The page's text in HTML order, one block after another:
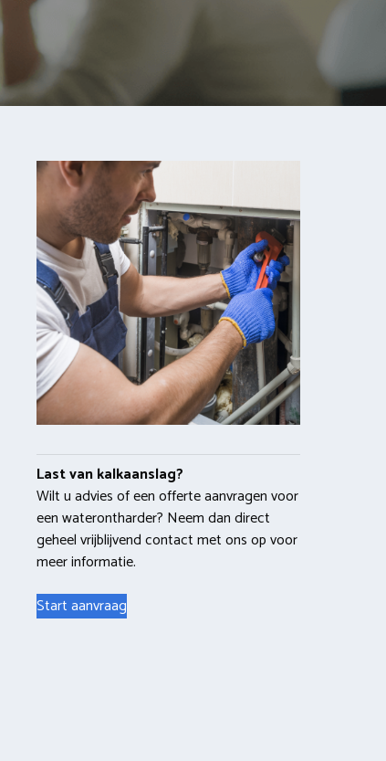
Last van kalkaanslag?
Wilt u advies of een offerte aanvragen voor
een waterontharder? Neem dan direct
geheel vrijblijvend contact met ons op voor
meer informatie.
Start aanvraag